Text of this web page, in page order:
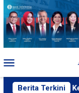
Loncat
konten
Mobile
Berita Terkini